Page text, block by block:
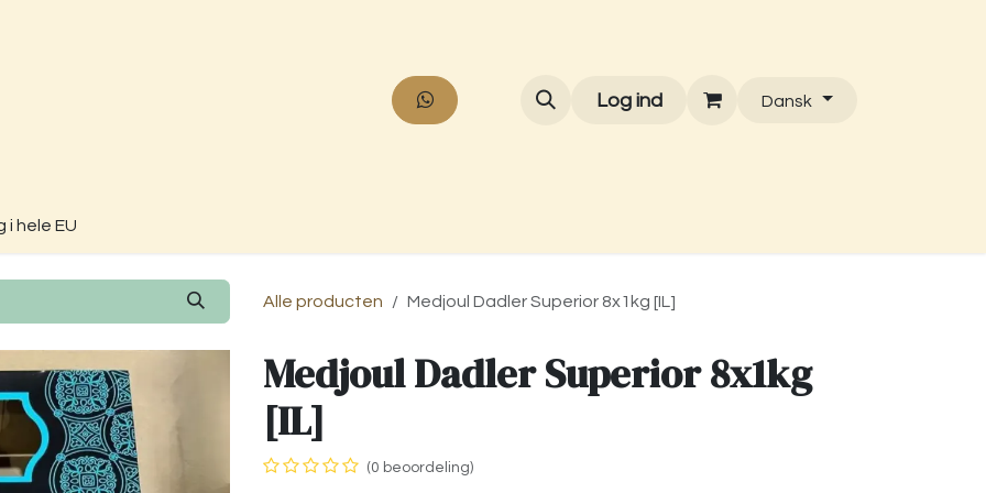
Log ind Dansk
i hele EU
Alle producten Medjoul Dadler Superior 8x1kg [IL]
Medjoul Dadler Superior 8x1kg
[IL]
(0 beoordeling)